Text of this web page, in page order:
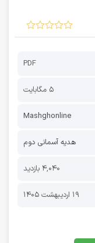
PDF
5 مگابایت
Mashghonline
هدیه آسمانی دوم
4,040 بازدید
19 اردیبهشت 1405